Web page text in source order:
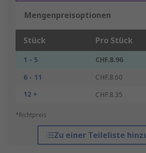
Mengenpreisoptionen
Stück Pro Stück
1 - 5
CHF.8.96
6 - 11
CHF.8.60
12 +
CHF.8.35
*Richtpreis
Zu einer Teileliste